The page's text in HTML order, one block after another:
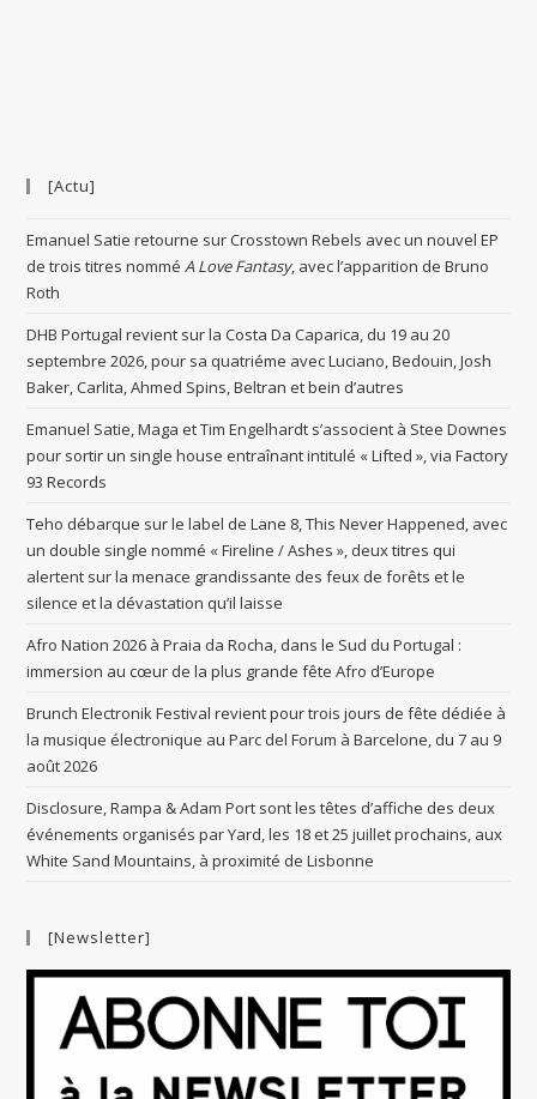
[Actu]
Emanuel Satie retourne sur Crosstown Rebels avec un nouvel EP
de trois titres nomméA Love Fantasy, avec l’apparition de Bruno
Roth
DHB Portugal revient sur la Costa Da Caparica, du 19 au 20
septembre 2026, pour sa quatriéme avec Luciano, Bedouin, Josh
Baker, Carlita, Ahmed Spins, Beltran et bein d’autres
Emanuel Satie, Maga et Tim Engelhardt s’associent à Stee Downes
pour sortir un single house entraînant intitulé « Lifted », via Factory
93 Records
Teho débarque sur le label de Lane 8, This Never Happened, avec
un double single nommé « Fireline / Ashes », deux titres qui
alertent sur la menace grandissante des feux de forêts et le
silence et la dévastation qu’il laisse
Afro Nation 2026 à Praia da Rocha, dans le Sud du Portugal :
immersion au cœur de la plus grande fête Afro d’Europe
Brunch Electronik Festival revient pour trois jours de fête dédiée à
la musique électronique au Parc del Forum à Barcelone, du 7 au 9
août 2026
Disclosure, Rampa & Adam Port sont les têtes d’affiche des deux
événements organisés par Yard, les 18 et 25 juillet prochains, aux
White Sand Mountains, à proximité de Lisbonne
[Newsletter]